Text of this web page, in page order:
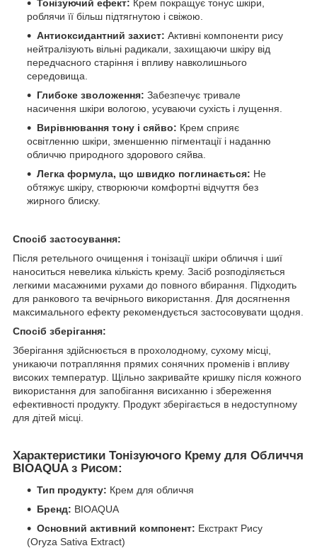
Тонізуючий ефект: Крем покращує тонус шкіри,
роблячи її більш підтягнутою і свіжою.
Антиоксидантний захист: Активні компоненти рису
нейтралізують вільні радикали, захищаючи шкіру від
передчасного старіння і впливу навколишнього
середовища.
Глибоке зволоження: Забезпечує тривале
насичення шкіри вологою, усуваючи сухість і лущення.
Вирівнювання тону і сяйво: Крем сприяє
освітленню шкіри, зменшенню пігментації і наданню
обличчю природного здорового сяйва.
Легка формула, що швидко поглинається: Не
обтяжує шкіру, створюючи комфортні відчуття без
жирного блиску.
Спосіб застосування:
Після ретельного очищення і тонізації шкіри обличчя і шиї
наноситься невелика кількість крему. Засіб розподіляється
легкими масажними рухами до повного вбирання. Підходить
для ранкового та вечірнього використання. Для досягнення
максимального ефекту рекомендується застосовувати щодня.
Спосіб зберігання:
Зберігання здійснюється в прохолодному, сухому місці,
уникаючи потрапляння прямих сонячних променів і впливу
високих температур. Щільно закривайте кришку після кожного
використання для запобігання висиханню і збереження
ефективності продукту. Продукт зберігається в недоступному
для дітей місці.
Характеристики Тонізуючого Крему для Обличчя
BIOAQUA з Рисом:
Тип продукту: Крем для обличчя
Бренд: BIOAQUA
Основний активний компонент: Екстракт Рису
(Oryza Sativa Extract)